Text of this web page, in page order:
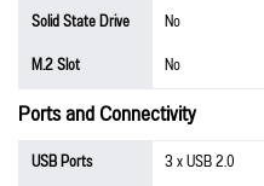
Solid State Drive
No
M.2 Slot
No
Ports and Connectivity
USB Ports
3 x USB 2.0